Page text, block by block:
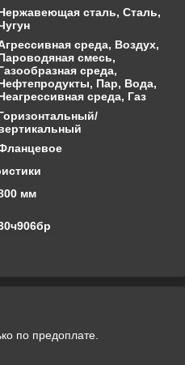
сталь, Сталь,
среда, Воздух,
смесь,
среда,
Пар, Вода,
среда, Газ
мм
по предоплате.